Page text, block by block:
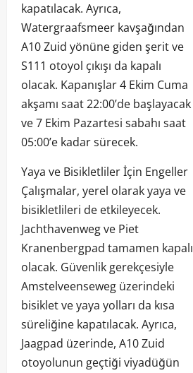
kapatılacak. Ayrıca,
Watergraafsmeer kavşağından
A10 Zuid yönüne giden şerit ve
S111 otoyol çıkışı da kapalı
olacak. Kapanışlar 4 Ekim Cuma
akşamı saat 22:00’de başlayacak
ve 7 Ekim Pazartesi sabahı saat
05:00’e kadar sürecek.
Yaya ve Bisikletliler İçin Engeller
Çalışmalar, yerel olarak yaya ve
bisikletlileri de etkileyecek.
Jachthavenweg ve Piet
Kranenbergpad tamamen kapalı
olacak. Güvenlik gerekçesiyle
Amstelveenseweg üzerindeki
bisiklet ve yaya yolları da kısa
süreliğine kapatılacak. Ayrıca,
Jaagpad üzerinde, A10 Zuid
otoyolunun geçtiği viyadüğün